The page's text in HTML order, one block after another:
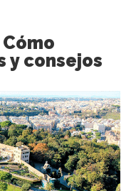
y consejos